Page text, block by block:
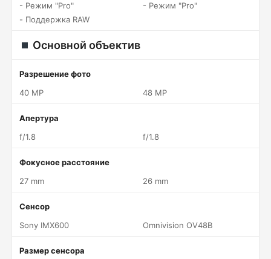
- Режим "Pro"
- Поддержка RAW
- Режим "Pro"
Основной объектив
Разрешение фото
40 MP
48 MP
Апертура
f/1.8
f/1.8
Фокусное расстояние
27 mm
26 mm
Сенсор
Sony IMX600
Omnivision OV48B
Размер сенсора